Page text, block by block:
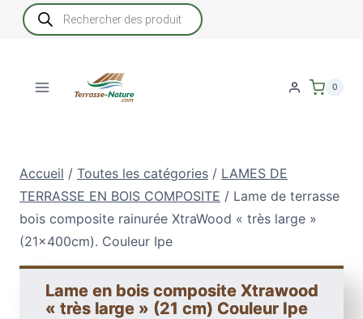
Recherche
de
produits
0
Accueil / Toutes les catégories / LAMES DE
TERRASSE EN BOIS COMPOSITE / Lame de terrasse
bois composite rainurée XtraWood « très large »
(21x400cm). Couleur Ipe
Lame en bois composite Xtrawood
« très large » (21 cm) Couleur Ipe